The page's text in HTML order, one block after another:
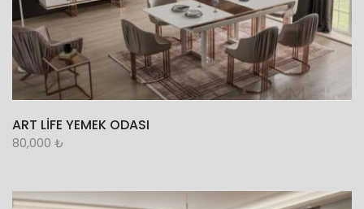
ART LİFE YEMEK ODASI
80,000 ₺